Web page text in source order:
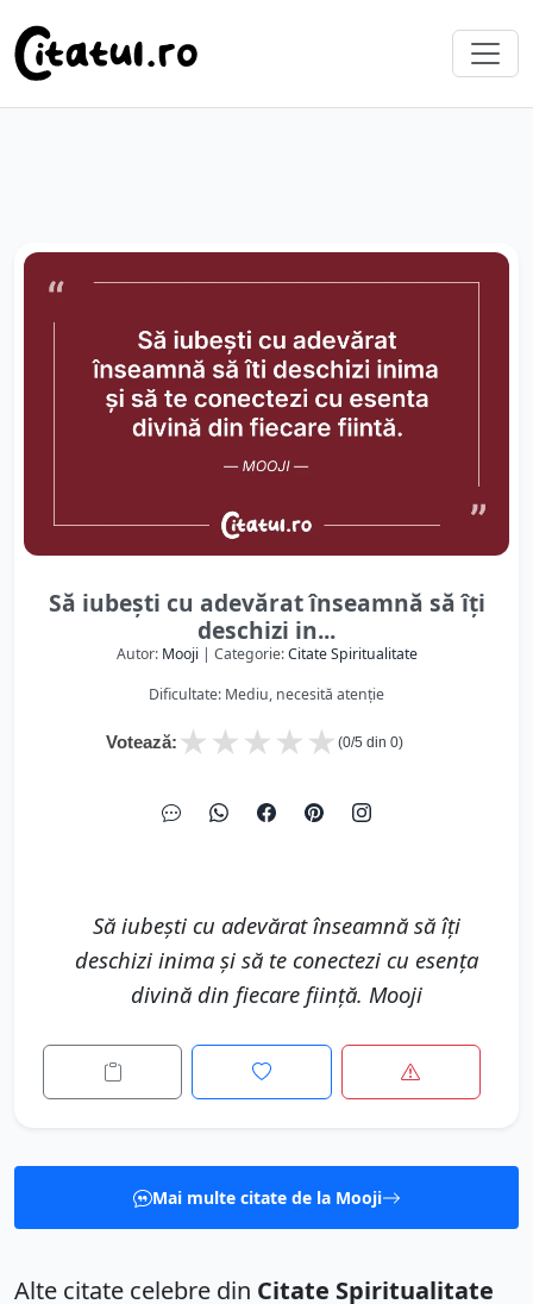
Să iubești cu adevărat înseamnă să îți
deschizi in...
Autor: Mooji| Categorie:Citate Spiritualitate
Dificultate: Mediu, necesită atenție
Votează: ★
★
★
★
★ (0/5 din 0)
Să iubești cu adevărat înseamnă să îți
deschizi inima și să te conectezi cu esența
divină din fiecare ființă. Mooji
Mai multe citate de la Mooji
Alte citate celebre din Citate Spiritualitate